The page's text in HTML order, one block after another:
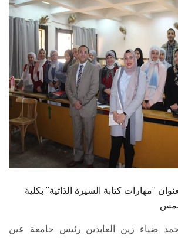
الطلاب
هيئة التدريس
الدراسات العليا
الخريجين
الموظفون
الزائـرون
"مهارات كتابة السيرة الذاتية" بكلية
شمس
ضياء زين العابدين رئيس جامعة عين